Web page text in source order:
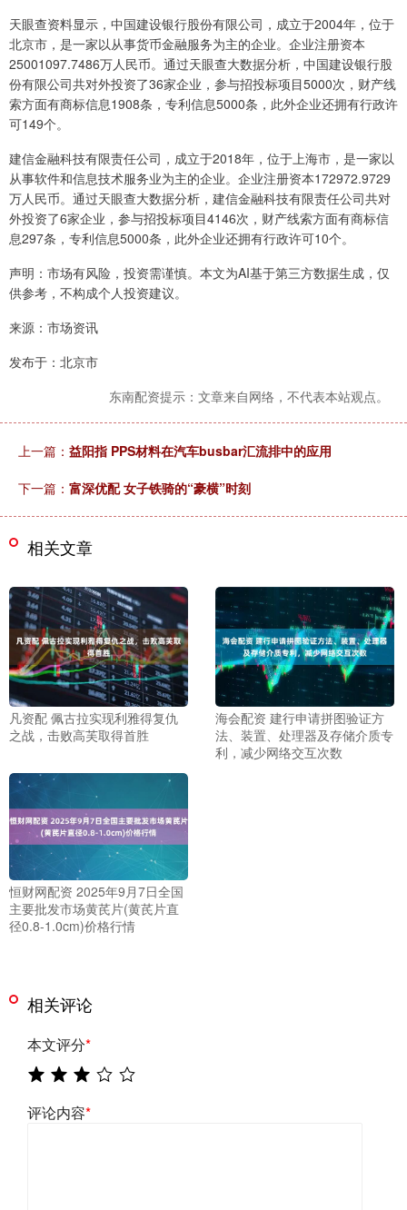
天眼查资料显示，中国建设银行股份有限公司，成立于2004年，位于
北京市，是一家以从事货币金融服务为主的企业。企业注册资本
25001097.7486万人民币。通过天眼查大数据分析，中国建设银行股
份有限公司共对外投资了36家企业，参与招投标项目5000次，财产线
索方面有商标信息1908条，专利信息5000条，此外企业还拥有行政许
可149个。
建信金融科技有限责任公司，成立于2018年，位于上海市，是一家以
从事软件和信息技术服务业为主的企业。企业注册资本172972.9729
万人民币。通过天眼查大数据分析，建信金融科技有限责任公司共对
外投资了6家企业，参与招投标项目4146次，财产线索方面有商标信
息297条，专利信息5000条，此外企业还拥有行政许可10个。
声明：市场有风险，投资需谨慎。本文为AI基于第三方数据生成，仅
供参考，不构成个人投资建议。
来源：市场资讯
发布于：北京市
东南配资提示：文章来自网络，不代表本站观点。
上一篇： 益阳指 PPS材料在汽车busbar汇流排中的应用
下一篇： 富深优配 女子铁骑的“豪横”时刻
相关文章
凡资配 佩古拉实现利雅得复仇
之战，击败高芙取得首胜
海会配资 建行申请拼图验证方
法、装置、处理器及存储介质专
利，减少网络交互次数
恒财网配资 2025年9月7日全国
主要批发市场黄芪片(黄芪片直
径0.8-1.0cm)价格行情
相关评论
本文评分*
评论内容*